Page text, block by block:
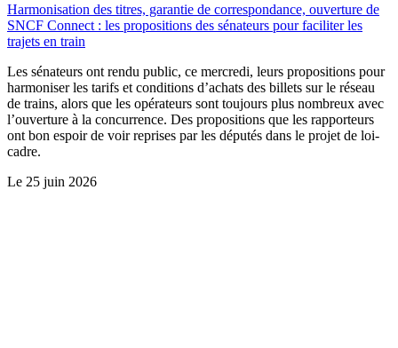
Harmonisation des titres, garantie de correspondance, ouverture de
SNCF Connect : les propositions des sénateurs pour faciliter les
trajets en train
Les sénateurs ont rendu public, ce mercredi, leurs propositions pour
harmoniser les tarifs et conditions d’achats des billets sur le réseau
de trains, alors que les opérateurs sont toujours plus nombreux avec
l’ouverture à la concurrence. Des propositions que les rapporteurs
ont bon espoir de voir reprises par les députés dans le projet de loi-
cadre.
Le 25 juin 2026